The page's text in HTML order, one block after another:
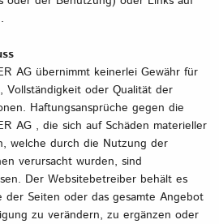
AG übernimmt keinerlei Gewähr für
oder Qualität der
Haftungsansprüche gegen die
AG , die sich auf Schäden materieller
welche durch die Nutzung der
verursacht wurden, sind
Der Websitebetreiber behält es
der Seiten oder das gesamte Angebot
zu verändern, zu ergänzen oder